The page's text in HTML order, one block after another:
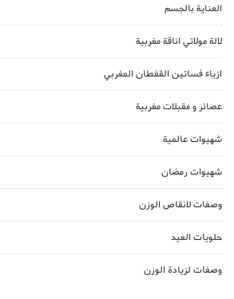
العناية بالجسم
لالة مولاتي اناقة مغربية
ازياء فساتين القفطان المغربي
عصائر و مقبلات مغربية
شهيوات عالمية
شهيوات رمضان
وصفات لانقاص الوزن
حلويات العيد
وصفات لزيادة الوزن